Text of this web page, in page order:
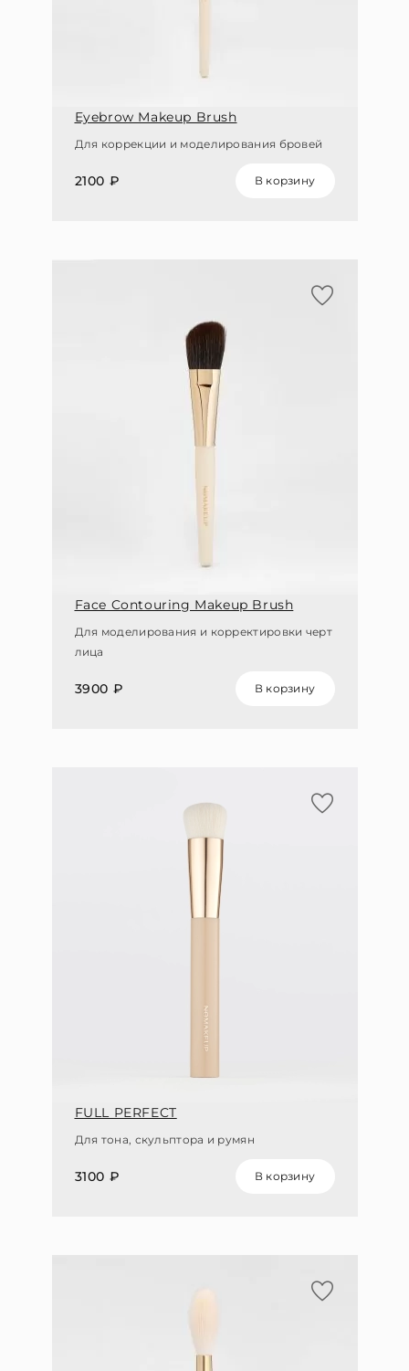
Eyebrow Makeup Brush
Для коррекции и моделирования бровей
2100 ₽ В корзину
Face Contouring Makeup Brush
Для моделирования и корректировки черт
лица
3900 ₽ В корзину
FULL PERFECT
Для тона, скульптора и румян
3100 ₽ В корзину